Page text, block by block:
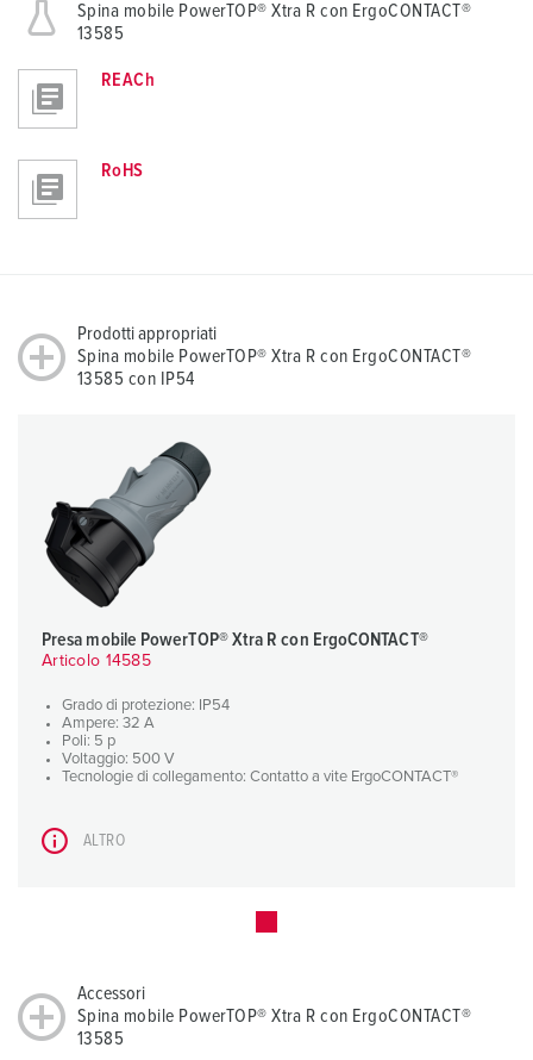
Spina mobile PowerTOP® Xtra R con ErgoCONTACT®
13585
REACh
RoHS
Prodotti appropriati
Spina mobile PowerTOP® Xtra R con ErgoCONTACT®
13585 con IP54
Presa mobile PowerTOP® Xtra R con ErgoCONTACT®
Articolo 14585
Grado di protezione: IP54
Ampere: 32 A
Poli: 5 p
Voltaggio: 500 V
Tecnologie di collegamento: Contatto a vite ErgoCONTACT®
ALTRO
Accessori
Spina mobile PowerTOP® Xtra R con ErgoCONTACT®
13585